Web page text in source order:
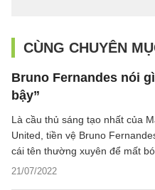
CÙNG CHUYÊN
Bruno Fernandes nói
bậy”
21/07/2022
Là cầu thủ sáng tạo nhất của
United, tiền vệ Bruno
cái tên thường xuyên để mất